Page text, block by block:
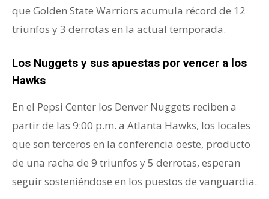
que Golden State Warriors acumula récord de 12
triunfos y 3 derrotas en la actual temporada.
Los Nuggets y sus apuestas por vencer a los
Hawks
En el Pepsi Center los Denver Nuggets reciben a
partir de las 9:00 p.m. a Atlanta Hawks, los locales
que son terceros en la conferencia oeste, producto
de una racha de 9 triunfos y 5 derrotas, esperan
seguir sosteniéndose en los puestos de vanguardia.